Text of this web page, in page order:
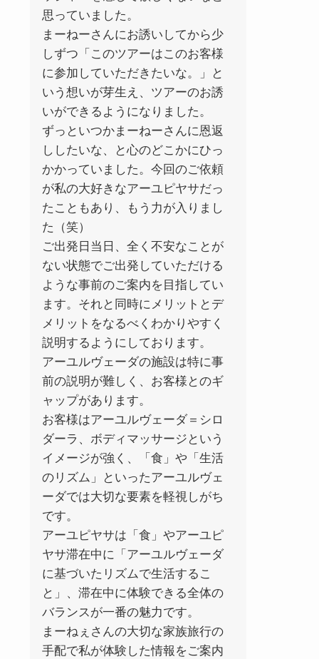
思っていました。
まーねーさんにお誘いしてから少
しずつ「このツアーはこのお客様
に参加していただきたいな。」と
いう想いが芽生え、ツアーのお誘
いができるようになりました。
ずっといつかまーねーさんに恩返
ししたいな、と心のどこかにひっ
かかっていました。今回のご依頼
が私の大好きなアーユピヤサだっ
たこともあり、もう力が入りまし
た（笑）
ご出発日当日、全く不安なことが
ない状態でご出発していただける
ような事前のご案内を目指してい
ます。それと同時にメリットとデ
メリットをなるべくわかりやすく
説明するようにしております。
アーユルヴェーダの施設は特に事
前の説明が難しく、お客様とのギ
ャップがあります。
お客様はアーユルヴェーダ＝シロ
ダーラ、ボディマッサージという
イメージが強く、「食」や「生活
のリズム」といったアーユルヴェ
ーダでは大切な要素を軽視しがち
です。
アーユピヤサは「食」やアーユピ
ヤサ滞在中に「アーユルヴェーダ
に基づいたリズムで生活するこ
と」、滞在中に体験できる全体の
バランスが一番の魅力です。
まーねぇさんの大切な家族旅行の
手配で私が体験した情報をご案内